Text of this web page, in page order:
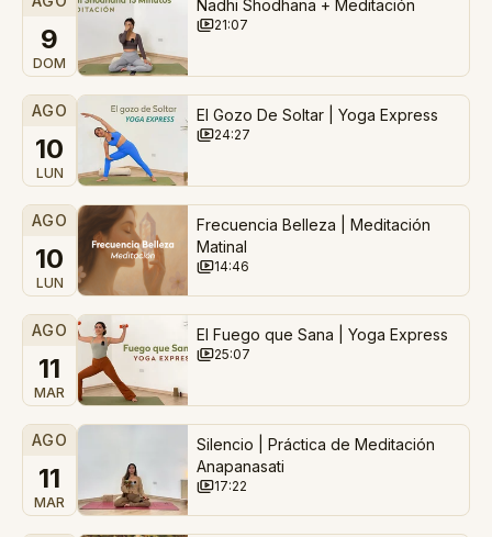
9
DOM
Nadhi Shodhana + Meditación
21:07
AGO
10
LUN
El Gozo De Soltar | Yoga Express
24:27
AGO
10
LUN
Frecuencia Belleza | Meditación
Matinal
14:46
AGO
11
MAR
El Fuego que Sana | Yoga Express
25:07
AGO
11
MAR
Silencio | Práctica de Meditación
Anapanasati
17:22